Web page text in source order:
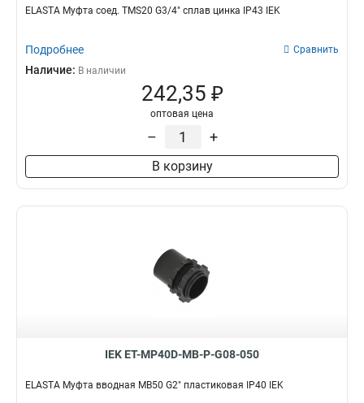
ELASTA Муфта соед. TMS20 G3/4" сплав цинка IP43 IEK
Подробнее Сравнить
Наличие: В наличии
242,35 ₽
оптовая цена
– +
В корзину
IEK ET-MP40D-MB-P-G08-050
ELASTA Муфта вводная MB50 G2" пластиковая IP40 IEK